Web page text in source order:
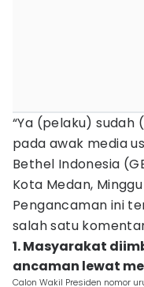
“Ya (pelaku) sudah
pada awak media
Bethel Indonesia
Kota Medan,
Pengancaman ini
salah satu
1. Masyarakat
ancaman lewat
Calon Wakil Presiden nomor